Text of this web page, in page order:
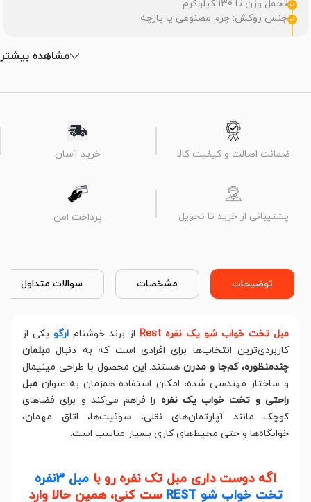
تحمل وزن تا 130 کیلوگرم
جنس روکش: چرم مصنوعی یا پارچه
مشاهده بیشتر
ضمانت اصالت و کیفیت کالا خرید آسان
پشتیبانی از خرید تا تحویل پرداخت امن
توضیحات مشخصات سوالات متداول
مبل تخت خواب شو یک نفره Rest از برند خوشنام ارگو یکی از
کاربردی‌ترین انتخاب‌ها برای افرادی است که به دنبال مبلمان
چندمنظوره، کم‌جا و مدرنهستند. این محصول با طراحی مینیمال
و ساختار مهندسی شده، امکان استفاده همزمان به عنوان مبل
راحتی و تخت خواب یک نفره را فراهم می‌کند و برای فضاهای
کوچک مانند آپارتمان‌های نقلی، سوئیت‌ها، اتاق مهمان،
خوابگاه‌ها و حتی محیط‌های کاری بسیار مناسب است.
اگه دوست داری مبل تک نفره رو با
مبل 3نفره
تخت خواب شو REST
ست کنی، همین حالا وارد